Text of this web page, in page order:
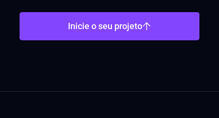
Inicie o seu projeto